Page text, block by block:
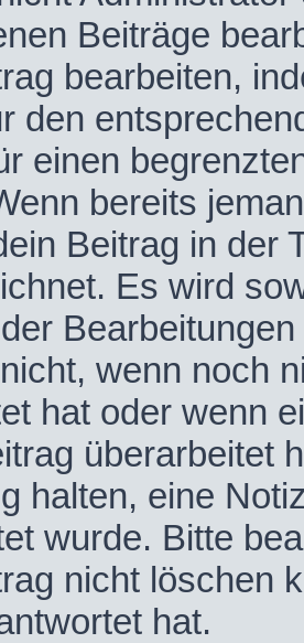
Beiträge
bearbeiten,
den
einen
bereits
Beitrag in der
Es wird
wenn noch
hat oder wenn
überarbeitet
halten, eine
wurde. Bitte
nicht löschen
hat.